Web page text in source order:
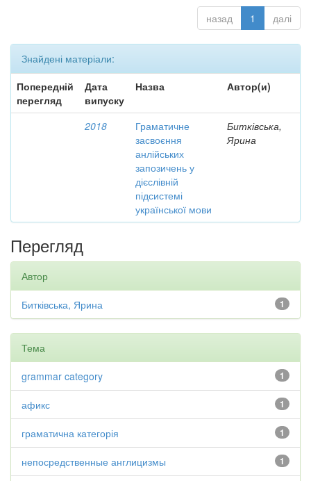
назад 1 далі
Знайдені матеріали:
Попередній
перегляд
Дата
випуску
Назва Автор(и)
2018
Граматичне
засвоєння
анлійських
запозичень у
дієслівній
підсистемі
української мови
Битківська,
Ярина
Перегляд
Автор
1
Битківська, Ярина
Тема
1
grammar category
1
афикс
1
граматична категорія
1
непосредственные англицизмы